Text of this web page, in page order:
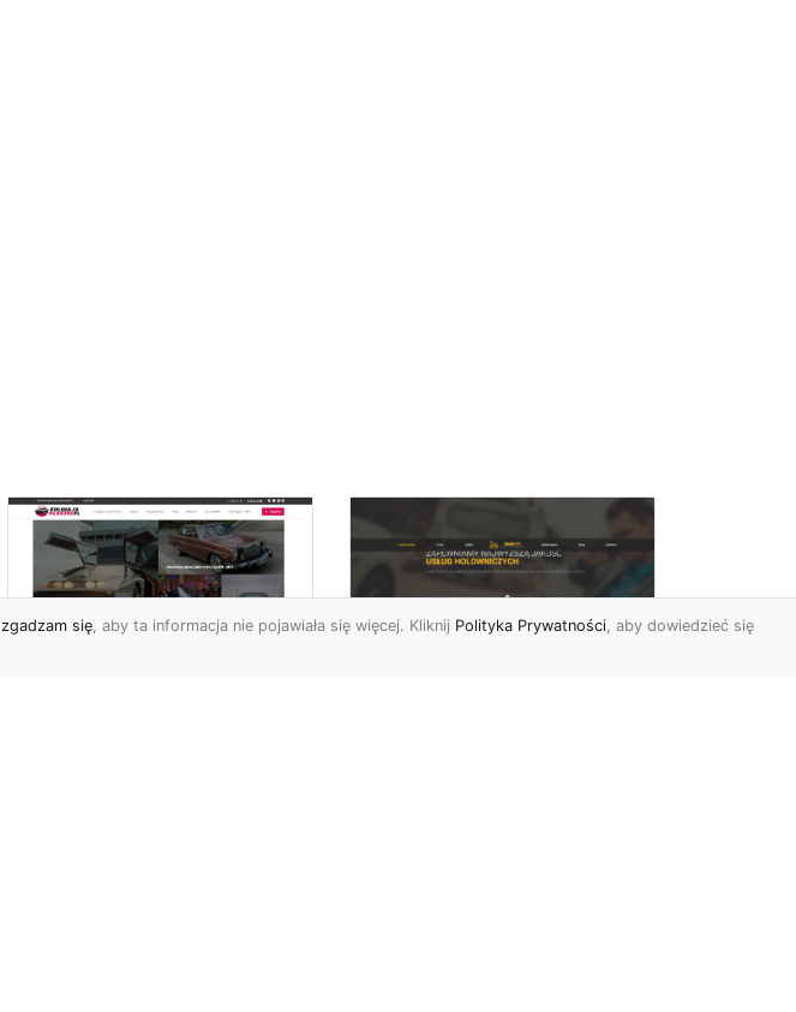
zgadzam się, aby ta informacja nie pojawiała się więcej. Kliknij Polityka Prywatności, aby dowiedzieć się